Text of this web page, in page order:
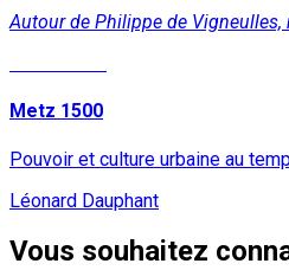
Autour de Philippe de
Metz 1500
Pouvoir et culture urbaine au
Léonard Dauphant
Vous souhaitez